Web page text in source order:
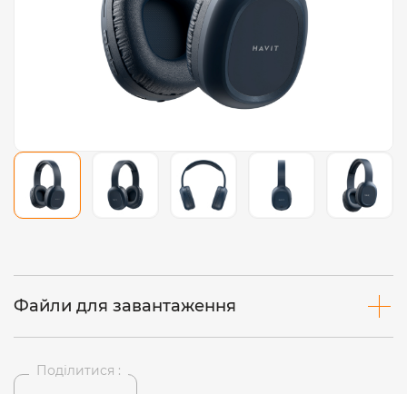
Файли для завантаження
Поділитися :